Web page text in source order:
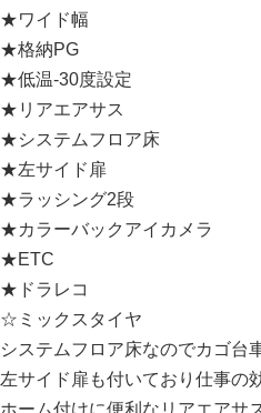
★ワイド幅
★格納PG
★低温-30度設定
★リアエアサス
★システムフロア床
★左サイド扉
★ラッシング2段
★カラーバックアイカメラ
★ETC
★ドラレコ
☆ミックスタイヤ
システムフロア床なのでカゴ台
左サイド扉も付いており仕事の
ホーム付けに便利なリアエアサ